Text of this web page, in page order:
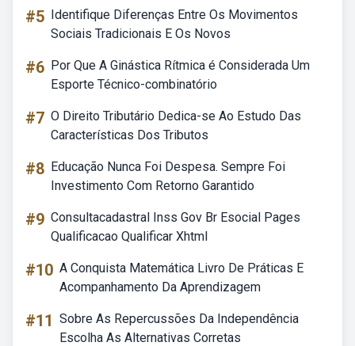
#5 Identifique Diferenças Entre Os Movimentos
Sociais Tradicionais E Os Novos
#6 Por Que A Ginástica Rítmica é Considerada Um
Esporte Técnico-combinatório
#7 O Direito Tributário Dedica-se Ao Estudo Das
Características Dos Tributos
#8 Educação Nunca Foi Despesa. Sempre Foi
Investimento Com Retorno Garantido
#9 Consultacadastral Inss Gov Br Esocial Pages
Qualificacao Qualificar Xhtml
#10 A Conquista Matemática Livro De Práticas E
Acompanhamento Da Aprendizagem
#11 Sobre As Repercussões Da Independência
Escolha As Alternativas Corretas